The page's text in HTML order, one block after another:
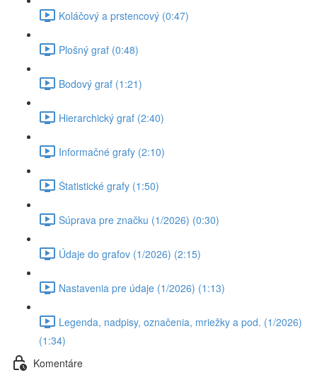
Koláčový a prstencový (0:47)
Plošný graf (0:48)
Bodový graf (1:21)
Hierarchický graf (2:40)
Informačné grafy (2:10)
Štatistické grafy (1:50)
Súprava pre značku (1/2026) (0:30)
Údaje do grafov (1/2026) (2:15)
Nastavenia pre údaje (1/2026) (1:13)
Legenda, nadpisy, označenia, mriežky a pod. (1/2026)
(1:34)
Komentáre